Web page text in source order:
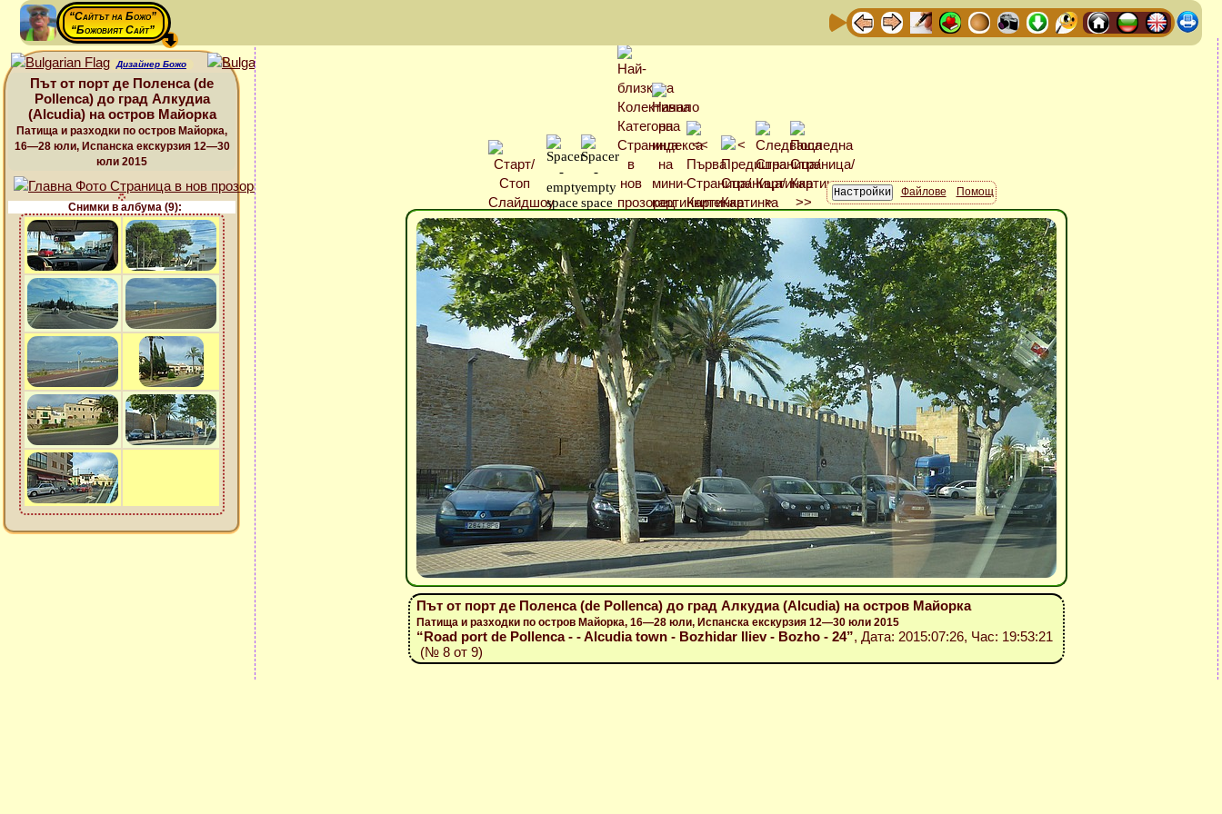
“Сайтът на Божо”
“Божовият Сайт”
Дизайнер Божо
Път от порт де Поленса (de
Pollenca) до град Алкудиа
(Alcudia) на остров Майорка
Патища и разходки по остров Майорка,
16—28 юли, Испанска екскурзия 12—30
юли 2015
Снимки в албума (9):
Файлове Помощ
Път от порт де Поленса (de Pollenca) до град Алкудиа (Alcudia) на остров Майорка
Патища и разходки по остров Майорка, 16—28 юли, Испанска екскурзия 12—30 юли 2015
“Road port de Pollenca - - Alcudia town - Bozhidar Iliev - Bozho - 24”, Дата: 2015:07:26, Час: 19:53:21
(№ 8 от 9)